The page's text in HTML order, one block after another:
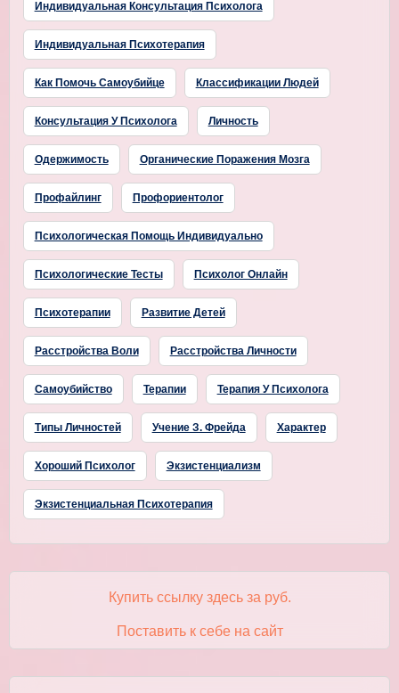
Индивидуальная Консультация Психолога
Индивидуальная Психотерапия
Как Помочь Самоубийце Классификации Людей
Консультация У Психолога Личность
Одержимость Органические Поражения Мозга
Профайлинг Профориентолог
Психологическая Помощь Индивидуально
Психологические Тесты Психолог Онлайн
Психотерапии Развитие Детей
Расстройства Воли Расстройства Личности
Самоубийство Терапии Терапия У Психолога
Типы Личностей Учение З. Фрейда Характер
Хороший Психолог Экзистенциализм
Экзистенциальная Психотерапия
Купить ссылку здесь за руб.
Поставить к себе на сайт